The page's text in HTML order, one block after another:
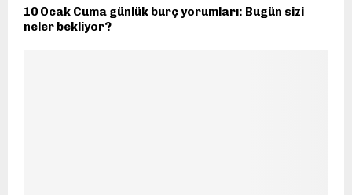
10 Ocak Cuma günlük burç yorumları: Bugün sizi
neler bekliyor?